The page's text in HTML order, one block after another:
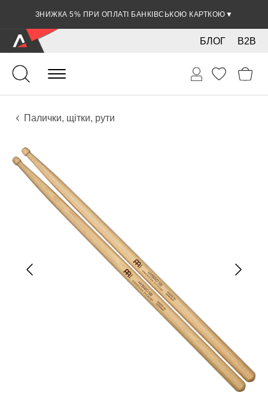
ЗНИЖКА 5% ПРИ ОПЛАТІ БАНКІВСЬКОЮ КАРТКОЮ ▼
B2B
БЛОГ
Ударні
Перкусія
Аксесуари
Палички, щітки, рути